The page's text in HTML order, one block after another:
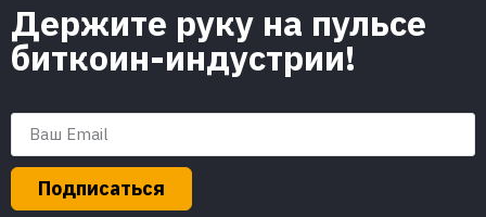
Держите руку на пульсе
биткоин-индустрии!
Подписаться